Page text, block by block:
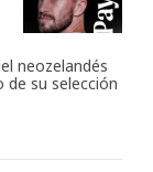
neozelandés
de su selección